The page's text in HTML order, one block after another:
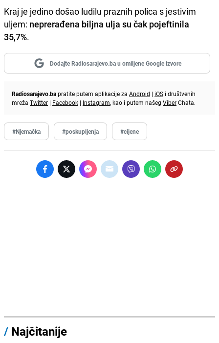
Kraj je jedino došao ludilu praznih polica s jestivim
uljem: neprerađena biljna ulja su čak pojeftinila
35,7%.
Dodajte Radiosarajevo.ba u omiljene Google izvore
Radiosarajevo.bapratite putem aplikacije za Android | iOS i društvenih
mreža Twitter | Facebook | Instagram, kao i putem našeg ViberChata.
#Njemačka #poskupljenja #cijene
/ Najčitanije